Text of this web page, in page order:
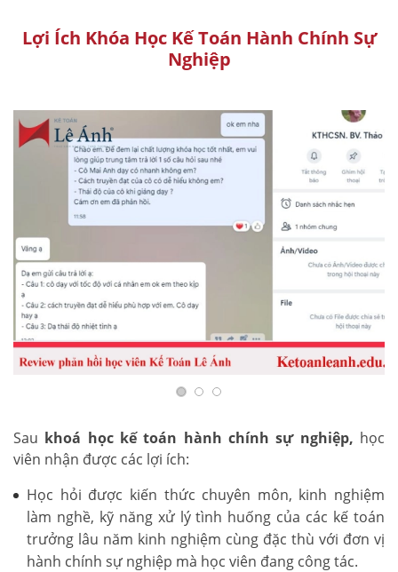
Lợi Ích Khóa Học Kế Toán Hành Chính Sự
Nghiệp
Sau khoá học kế toán hành chính sự nghiệp, học
viên nhận được các lợi ích:
Học hỏi được kiến thức chuyên môn, kinh nghiệm
làm nghề, kỹ năng xử lý tình huống của các kế toán
trưởng lâu năm kinh nghiệm cùng đặc thù với đơn vị
hành chính sự nghiệp mà học viên đang công tác.